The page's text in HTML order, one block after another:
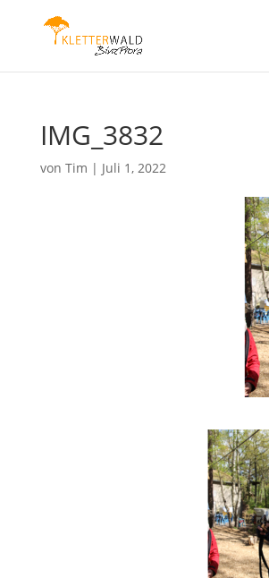
IMG_3832
von Tim | Juli 1, 2022